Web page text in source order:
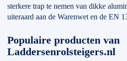
sterkere trap te nemen van dikke
uiteraard aan de Warenwet en de EN
Populaire producten van
Laddersenrolsteigers.nl